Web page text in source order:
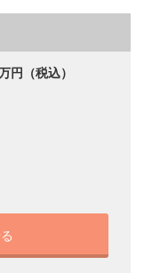
円（税込）